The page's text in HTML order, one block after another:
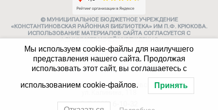
Мы используем cookie-файлы для наилучшего
представления нашего сайта. Продолжая
использовать этот сайт, вы соглашаетесь с
использованием cookie-файлов. Принять
© МУНИЦИПАЛЬНОЕ БЮДЖЕТНОЕ УЧРЕЖДЕНИЕ
«КОНСТАНТИНОВСКАЯ РАЙОННАЯ БИБЛИОТЕКА» ИМ П.Ф. КРЮКОВА.
ИСПОЛЬЗОВАНИЕ МАТЕРИАЛОВ САЙТА СОГЛАСУЕТСЯ С
АДМИНИСТРАЦИЕЙ УЧРЕЖДЕНИЯ
Карта сайта
Политика конфиденциальности
347252, г. Константиновск,
8 (86393) 6-10-32